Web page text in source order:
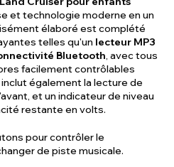
et technologie moderne en un
élaboré est complété
telles qu'un lecteur MP3
Bluetooth, avec tous
facilement contrôlables
également la lecture de
et un indicateur de niveau
restante en volts.
pour contrôler le
de piste musicale.